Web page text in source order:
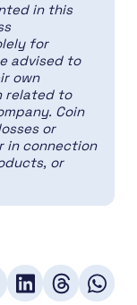
in this
for
advised to
own
related to
Coin
or
in connection
or